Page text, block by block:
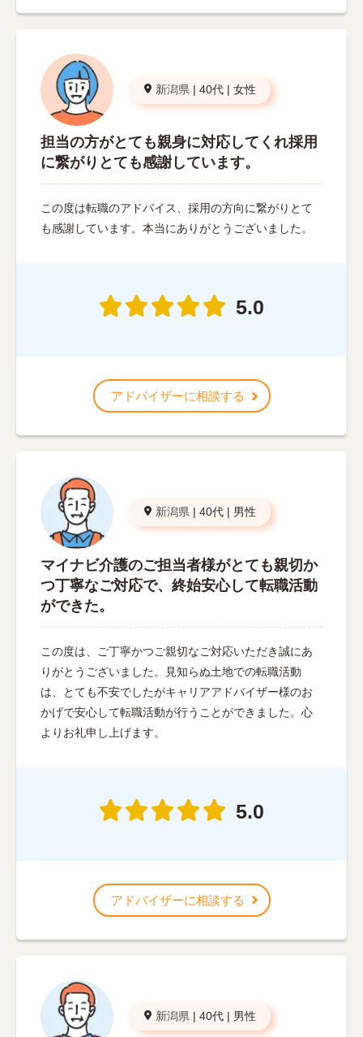
新潟県 | 40代 | 女性
担当の方がとても親身に対応してくれ採用
に繋がりとても感謝しています。
この度は転職のアドバイス、採用の方向に繋がりとて
も感謝しています。本当にありがとうございました。
5.0
アドバイザーに相談する
新潟県 | 40代 | 男性
マイナビ介護のご担当者様がとても親切か
つ丁寧なご対応で、終始安心して転職活動
ができた。
この度は、ご丁寧かつご親切なご対応いただき誠にあ
りがとうございました。見知らぬ土地での転職活動
は、とても不安でしたがキャリアアドバイザー様のお
かげで安心して転職活動が行うことができました。心
よりお礼申し上げます。
5.0
アドバイザーに相談する
新潟県 | 40代 | 男性